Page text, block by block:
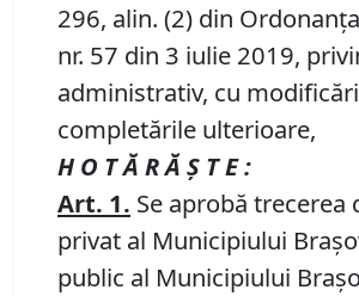
296, alin. (2) din
nr. 57 din 3 iulie 2019,
administrativ, cu
completările ulterioare,
H O T Ă R Ă Ş T E :
Art. 1. Se aprobă trecerea
privat al Municipiului
public al Municipiului